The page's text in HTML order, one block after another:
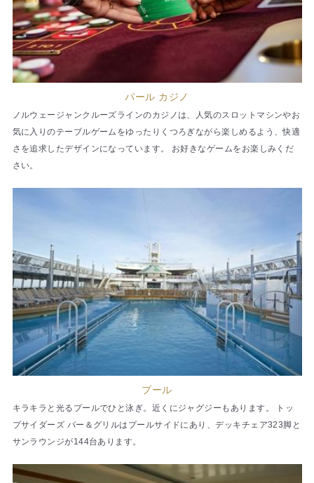
パール カジノ
ノルウェージャンクルーズラインのカジノは、人気のスロットマシンやお
気に入りのテーブルゲームをゆったりくつろぎながら楽しめるよう、快適
さを追求したデザインになっています。 お好きなゲームをお楽しみくだ
さい。
プール
キラキラと光るプールでひと泳ぎ。近くにジャグジーもあります。 トッ
プサイダーズ バー＆グリルはプールサイドにあり、デッキチェア323脚と
サンラウンジが144台あります。